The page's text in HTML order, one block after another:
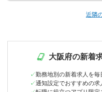
近隣
大阪府の新着
勤務地別の新着求人を毎
通知設定でおすすめの求